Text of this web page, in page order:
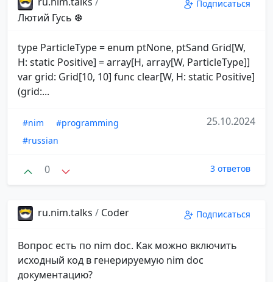
Лютий Гусь ❆
Подписаться
type ParticleType = enum ptNone, ptSand Grid[W,
H: static Positive] = array[H, array[W, ParticleType]]
var grid: Grid[10, 10] func clear[W, H: static Positive]
(grid:...
#nim
#programming
#russian
25.10.2024
0 3 ответов
ru.nim.talks / Coder Подписаться
Вопрос есть по nim doc. Как можно включить
исходный код в генерируемую nim doc
документацию?